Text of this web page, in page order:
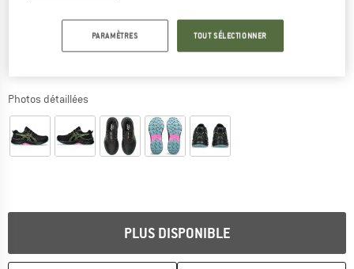
Photos détaillées
PLUS DISPONIBLE
PARAMÈTRES TOUT SÉLECTIONNER